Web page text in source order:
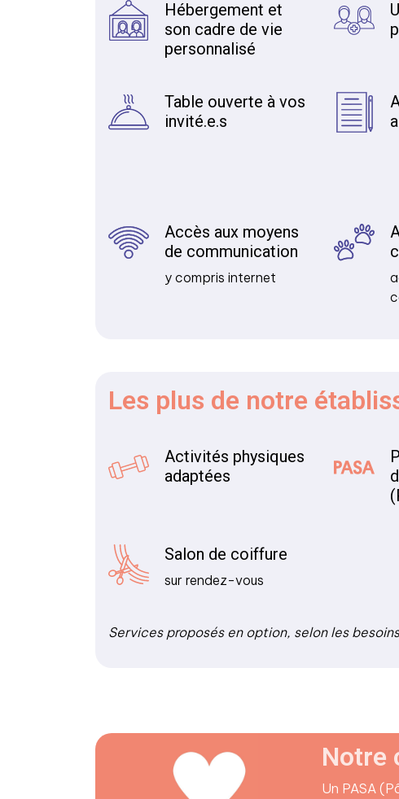
Hébergement et
son cadre de vie
personnalisé
Table ouverte à vos
invité.e.s
Accès aux moyens
de communication
y compris internet
Les plus de notre
Activités physiques
adaptées
Salon de coiffure
sur rendez-vous
Services proposés en option, selon les
Notre
Un PASA